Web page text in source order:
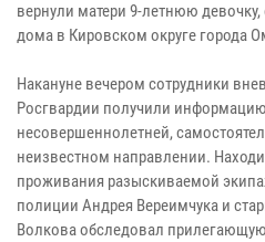
вернули матери 9-летнюю
дома в Кировском округе города
Накануне вечером сотрудники
Росгвардии получили
несовершеннолетней,
неизвестном направлении.
проживания разыскиваемой
полиции Андрея Вереимчука и
Волкова обследовал